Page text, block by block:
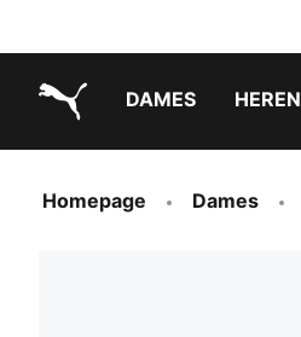
DAMES HEREN
Homepage Dames